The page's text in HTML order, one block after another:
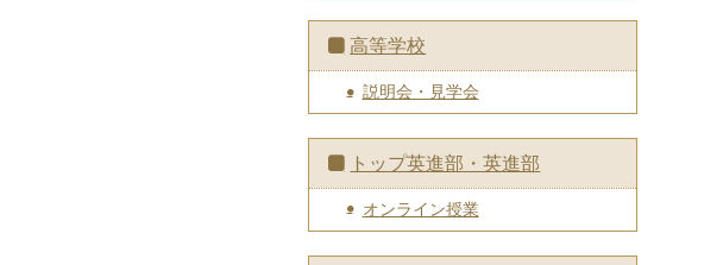
高等学校
説明会・見学会
トップ英進部・英進部
オンライン授業